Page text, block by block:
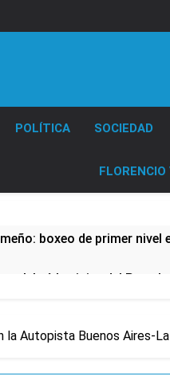
POLÍTICA SOCIEDAD
FLORENCIO
boxeo de primer nivel
celebró la visita del Papa
la Autopista Buenos Aires-